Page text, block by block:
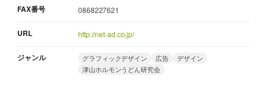
FAX番号 0868227621
URL http://net-ad.co.jp/
ジャンル グラフィックデザイン 広告
デザイン
津山ホルモンうどん研究会